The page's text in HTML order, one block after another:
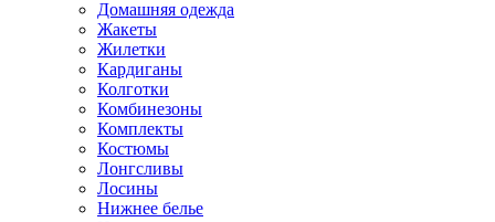
Домашняя одежда
Жакеты
Жилетки
Кардиганы
Колготки
Комбинезоны
Комплекты
Костюмы
Лонгсливы
Лосины
Нижнее белье